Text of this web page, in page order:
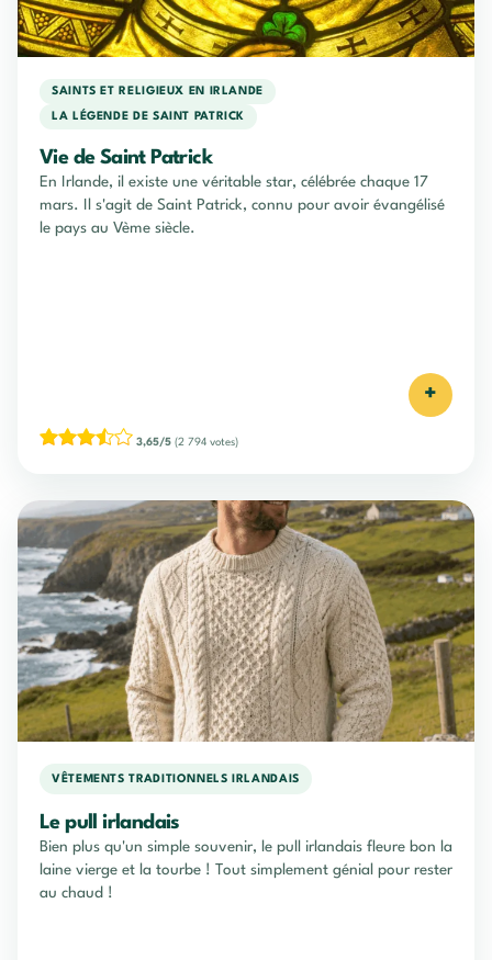
SAINTS ET RELIGIEUX EN IRLANDE
LA LÉGENDE DE SAINT PATRICK
Vie de Saint Patrick
En Irlande, il existe une véritable star, célébrée chaque 17
mars. Il s'agit de Saint Patrick, connu pour avoir évangélisé
le pays au Vème siècle.
+
3,65/5 (2 794 votes)
VÊTEMENTS TRADITIONNELS IRLANDAIS
Le pull irlandais
Bien plus qu'un simple souvenir, le pull irlandais fleure bon la
laine vierge et la tourbe ! Tout simplement génial pour rester
au chaud !